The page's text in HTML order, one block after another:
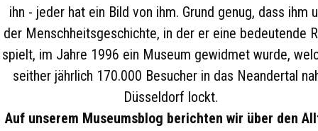
ihn - jeder hat ein Bild von ihm. Grund genug, dass ihm
der Menschheitsgeschichte, in der er eine bedeutende
spielt, im Jahre 1996 ein Museum gewidmet wurde,
seither jährlich 170.000 Besucher in das Neandertal
Düsseldorf lockt.
Auf unserem Museumsblog berichten wir über den